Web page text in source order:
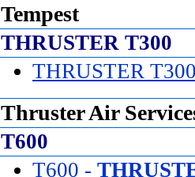
Tempest
THRUSTER T300
THRUSTER
Thruster Air
T600
T600 -